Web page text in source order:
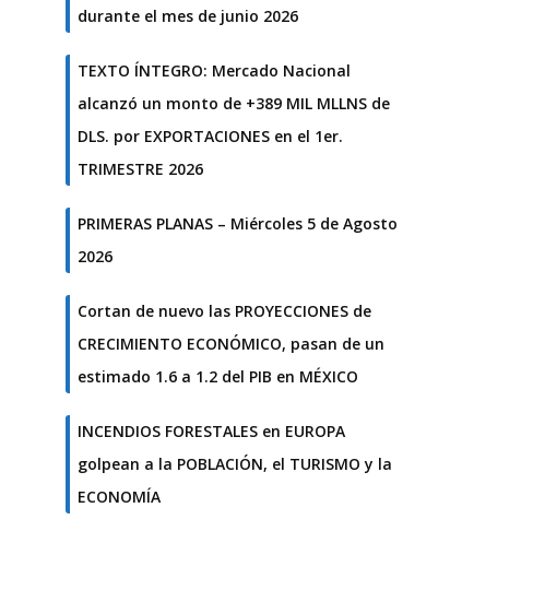
durante el mes de junio 2026
TEXTO ÍNTEGRO: Mercado Nacional
alcanzó un monto de +389 MIL MLLNS de
DLS. por EXPORTACIONES en el 1er.
TRIMESTRE 2026
PRIMERAS PLANAS – Miércoles 5 de Agosto
2026
Cortan de nuevo las PROYECCIONES de
CRECIMIENTO ECONÓMICO, pasan de un
estimado 1.6 a 1.2 del PIB en MÉXICO
INCENDIOS FORESTALES en EUROPA
golpean a la POBLACIÓN, el TURISMO y la
ECONOMÍA